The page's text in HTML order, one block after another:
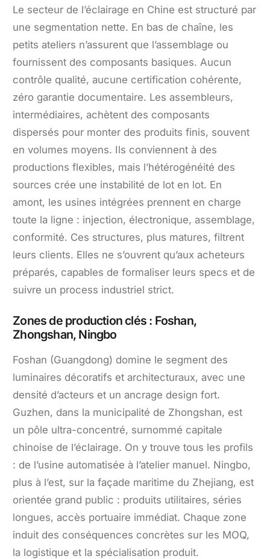
Le secteur de l’éclairage en Chine est structuré par
une segmentation nette. En bas de chaîne, les
petits ateliers n’assurent que l’assemblage ou
fournissent des composants basiques. Aucun
contrôle qualité, aucune certification cohérente,
zéro garantie documentaire. Les assembleurs,
intermédiaires, achètent des composants
dispersés pour monter des produits finis, souvent
en volumes moyens. Ils conviennent à des
productions flexibles, mais l’hétérogénéité des
sources crée une instabilité de lot en lot. En
amont, les usines intégrées prennent en charge
toute la ligne : injection, électronique, assemblage,
conformité. Ces structures, plus matures, filtrent
leurs clients. Elles ne s’ouvrent qu’aux acheteurs
préparés, capables de formaliser leurs specs et de
suivre un process industriel strict.
Zones de production clés : Foshan,
Zhongshan, Ningbo
Foshan (Guangdong) domine le segment des
luminaires décoratifs et architecturaux, avec une
densité d’acteurs et un ancrage design fort.
Guzhen, dans la municipalité de Zhongshan, est
un pôle ultra-concentré, surnommé capitale
chinoise de l’éclairage. On y trouve tous les profils
: de l’usine automatisée à l’atelier manuel. Ningbo,
plus à l’est, sur la façade maritime du Zhejiang, est
orientée grand public : produits utilitaires, séries
longues, accès portuaire immédiat. Chaque zone
induit des conséquences concrètes sur les MOQ,
la logistique et la spécialisation produit.